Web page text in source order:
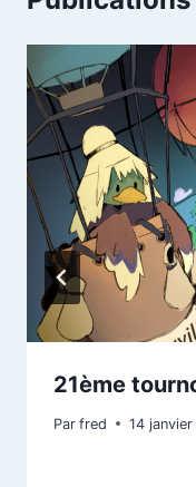
21ème
Par fred 14